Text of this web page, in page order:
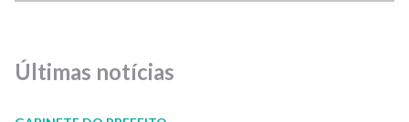
Últimas notícias